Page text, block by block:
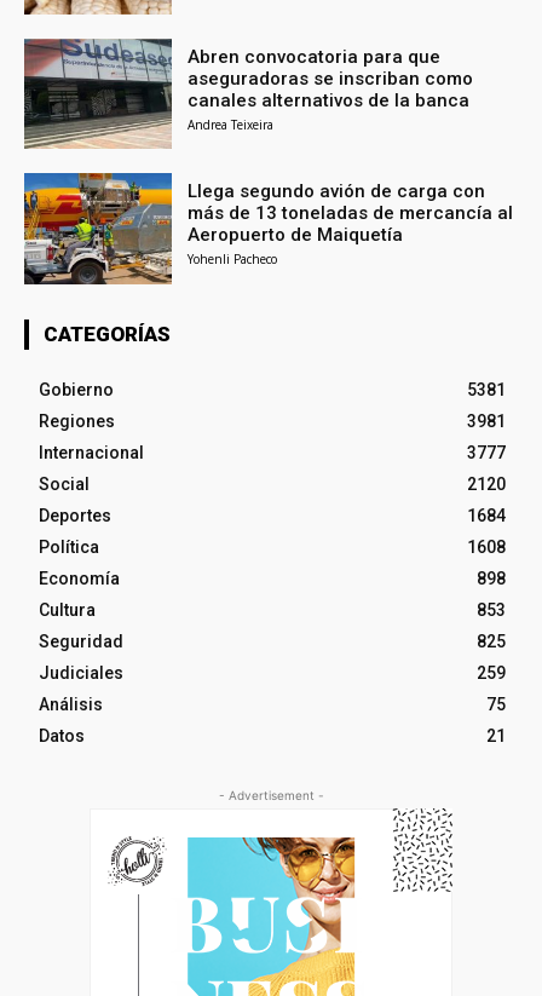
Abren convocatoria para que
aseguradoras se inscriban como
canales alternativos de la banca
Andrea Teixeira
Llega segundo avión de carga con
más de 13 toneladas de mercancía al
Aeropuerto de Maiquetía
Yohenli Pacheco
CATEGORÍAS
Gobierno
5381
Regiones
3981
Internacional
3777
Social
2120
Deportes
1684
Política
1608
Economía
898
Cultura
853
Seguridad
825
Judiciales
259
Análisis
75
Datos
21
- Advertisement -